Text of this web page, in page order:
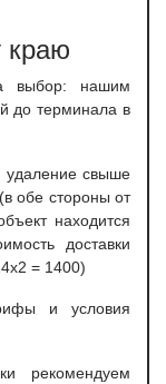
краю
выбор: нашим
до терминала в
удаление свыше
обе стороны от
находится
доставки
= 1400)
и условия
рекомендуем